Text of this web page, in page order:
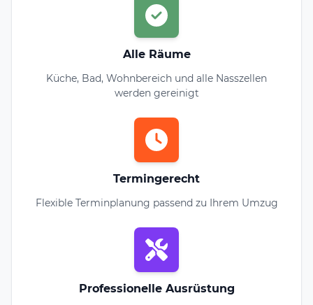
Alle Räume
Küche, Bad, Wohnbereich und alle Nasszellen
werden gereinigt
Termingerecht
Flexible Terminplanung passend zu Ihrem Umzug
Professionelle Ausrüstung